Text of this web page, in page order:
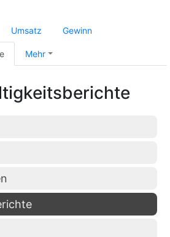
Umsatz Gewinn
Mehr